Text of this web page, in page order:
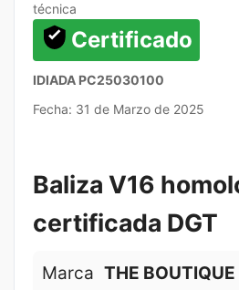
técnica
Certificado
IDIADA PC25030100
Fecha: 31 de Marzo de 2025
Baliza V16
certificada DGT
Marca THE BOUTIQUE